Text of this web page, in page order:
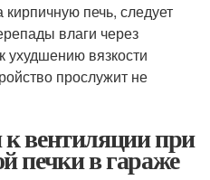
печь, следует
влаги через
ухудшению вязкости
прослужит не
вентиляции при
печки в гараже